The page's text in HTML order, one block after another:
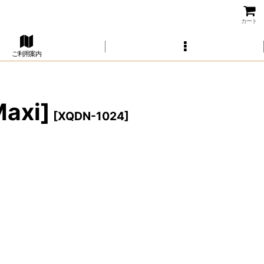
カート
ご利用案内
[XQDN-1024]